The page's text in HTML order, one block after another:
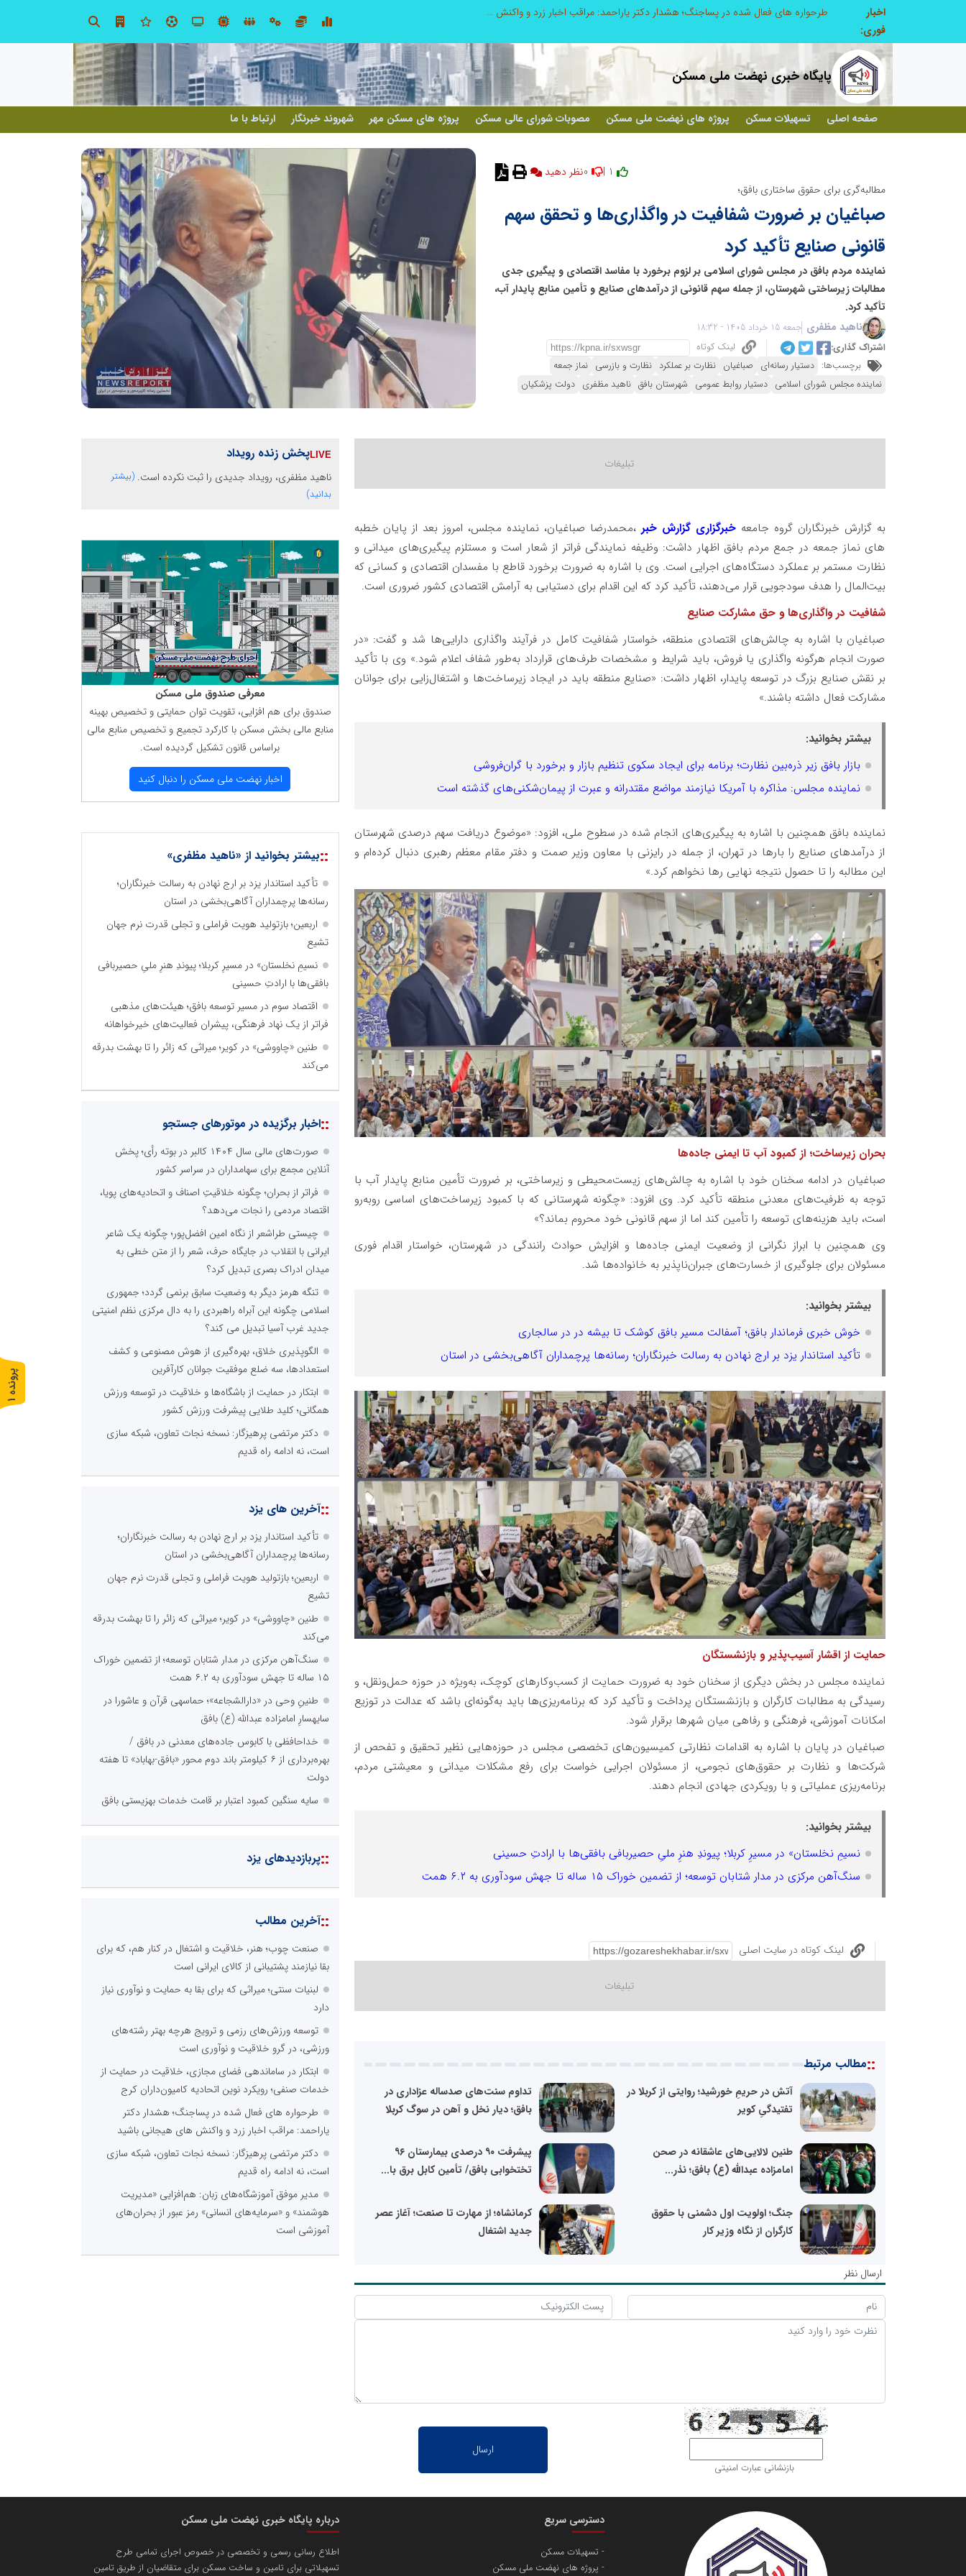
اخبار
فوری:
طرحواره های فعال شده در پساجنگ؛ هشدار دکتر یاراحمد: مراقب اخبار زرد و واکنش های هیجانی باشید
پایگاه خبری نهضت ملی مسکن
صفحه اصلی تسهیلات مسکن پروژه های نهضت ملی مسکن مصوبات شورای عالی مسکن پروژه های مسکن مهر شهروند خبرنگار ارتباط با ما
نظر دهید
مطالبه‌گری برای حقوق ساختاری بافق؛
صباغیان بر ضرورت شفافیت در واگذاری‌ها و تحقق سهم
قانونی صنایع تأکید کرد
نماینده مردم بافق در مجلس شورای اسلامی بر لزوم برخورد با مفاسد اقتصادی و پیگیری جدی
مطالبات زیرساختی شهرستان، از جمله سهم قانونی از درآمدهای صنایع و تأمین منابع پایدار آب،
تأکید کرد.
ناهید مظفری جمعه 15 خرداد 1405 - 18:32
اشتراک گذاری:
لینک کوتاه
برچسب‌ها: دستیار رسانه‌ای صباغیان نظارت بر عملکرد نظارت و بازرسی نماز جمعه
نماینده مجلس شورای اسلامی دستیار روابط عمومی شهرستان بافق ناهید مظفری دولت پزشکیان
به گزارش خبرنگاران گروه جامعه خبرگزاری گزارش خبر ،محمدرضا صباغیان، نماینده مجلس، امروز بعد از پایان خطبه
های نماز جمعه در جمع مردم بافق اظهار داشت: وظیفه نمایندگی فراتر از شعار است و مستلزم پیگیری‌های میدانی و
نظارت مستمر بر عملکرد دستگاه‌های اجرایی است. وی با اشاره به ضرورت برخورد قاطع با مفسدان اقتصادی و کسانی که
بیت‌المال را هدف سودجویی قرار می‌دهند، تأکید کرد که این اقدام برای دستیابی به آرامش اقتصادی کشور ضروری است.
شفافیت در واگذاری‌ها و حق مشارکت صنایع
صباغیان با اشاره به چالش‌های اقتصادی منطقه، خواستار شفافیت کامل در فرآیند واگذاری دارایی‌ها شد و گفت: «در
صورت انجام هرگونه واگذاری یا فروش، باید شرایط و مشخصات طرف‌های قرارداد به‌طور شفاف اعلام شود.» وی با تأکید
بر نقش صنایع بزرگ در توسعه پایدار، اظهار داشت: «صنایع منطقه باید در ایجاد زیرساخت‌ها و اشتغال‌زایی برای جوانان
مشارکت فعال داشته باشند.»
بیشتر بخوانید:
بازار بافق زیر ذره‌بین نظارت؛ برنامه برای ایجاد سکوی تنظیم بازار و برخورد با گران‌فروشی
نماینده مجلس: مذاکره با آمریکا نیازمند مواضع مقتدرانه و عبرت از پیمان‌شکنی‌های گذشته است
نماینده بافق همچنین با اشاره به پیگیری‌های انجام شده در سطوح ملی، افزود: «موضوع دریافت سهم درصدی شهرستان
از درآمدهای صنایع را بارها در تهران، از جمله در رایزنی با معاون وزیر صمت و دفتر مقام معظم رهبری دنبال کرده‌ام و
این مطالبه را تا حصول نتیجه نهایی رها نخواهم کرد.»
بحران زیرساخت؛ از کمبود آب تا ایمنی جاده‌ها
صباغیان در ادامه سخنان خود با اشاره به چالش‌های زیست‌محیطی و زیرساختی، بر ضرورت تأمین منابع پایدار آب با
توجه به ظرفیت‌های معدنی منطقه تأکید کرد. وی افزود: «چگونه شهرستانی که با کمبود زیرساخت‌های اساسی روبه‌رو
است، باید هزینه‌های توسعه را تأمین کند اما از سهم قانونی خود محروم بماند؟»
وی همچنین با ابراز نگرانی از وضعیت ایمنی جاده‌ها و افزایش حوادث رانندگی در شهرستان، خواستار اقدام فوری
مسئولان برای جلوگیری از خسارت‌های جبران‌ناپذیر به خانواده‌ها شد.
بیشتر بخوانید:
خوش خبری فرماندار بافق؛ آسفالت مسیر بافق کوشک تا بیشه در در سالجاری
تأکید استاندار یزد بر ارج نهادن به رسالت خبرنگاران؛ رسانه‌ها پرچمداران آگاهی‌بخشی در استان
حمایت از اقشار آسیب‌پذیر و بازنشستگان
نماینده مجلس در بخش دیگری از سخنان خود به ضرورت حمایت از کسب‌وکارهای کوچک، به‌ویژه در حوزه حمل‌ونقل، و
رسیدگی به مطالبات کارگران و بازنشستگان پرداخت و تأکید کرد که برنامه‌ریزی‌ها باید به‌گونه‌ای باشد که عدالت در توزیع
امکانات آموزشی، فرهنگی و رفاهی میان شهرها برقرار شود.
صباغیان در پایان با اشاره به اقدامات نظارتی کمیسیون‌های تخصصی مجلس در حوزه‌هایی نظیر تحقیق و تفحص از
شرکت‌ها و نظارت بر حقوق‌های نجومی، از مسئولان اجرایی خواست برای رفع مشکلات میدانی و معیشتی مردم،
برنامه‌ریزی عملیاتی و با رویکردی جهادی انجام دهند.
بیشتر بخوانید:
نسیمِ نخلستان» در مسیرِ کربلا؛ پیوندِ هنرِ ملیِ حصیربافی بافقی‌ها با ارادتِ حسینی
سنگ‌آهن مرکزی در مدار شتابان توسعه؛ از تضمین خوراک ۱۵ ساله تا جهش سودآوری به ۶.۲ همت
لینک کوتاه در سایت اصلی
::مطالب مرتبط
آتش در حریمِ خورشید؛ روایتی از کربلا در
تفتیدگیِ کویر
تداوم سنت‌های صدساله عزاداری در
بافق؛ دیار نخل و آهن در سوگ کربلا
طنین لالایی‌های عاشقانه در صحن
امامزاده عبدالله (ع) بافق؛ نذر...
پیشرفت ۹۰ درصدی بیمارستان ۹۶
تختخوابی بافق/ تأمین کابل برق با...
جنگ؛ اولویت اول دشمنی با حقوق
کارگران از نگاه وزیر کار
کرمانشاه؛ از مهارت تا صنعت؛ آغاز عصر
جدید اشتغال
ارسال نظر
بازنشانی عبارت امنیتی
پخش زنده رویداد
ناهید مظفری، رویداد جدیدی را ثبت نکرده است. (بیشتر
بدانید)
معرفی صندوق ملی مسكن
صندوق برای هم افزایی، تقویت توان حمایتی و تخصیص بهینه
منابع مالی بخش مسكن با كاركرد تجمیع و تخصیص منابع مالی
براساس قانون تشكیل گردیده است.
اخبار نهضت ملی مسكن را دنبال كنید
::بیشتر بخوانید از «ناهید مظفری»
تأکید استاندار یزد بر ارج نهادن به رسالت خبرنگاران؛
رسانه‌ها پرچمداران آگاهی‌بخشی در استان
اربعین؛ بازتولید هویت فراملی و تجلی قدرت نرم جهان
تشیع
نسیمِ نخلستان» در مسیرِ کربلا؛ پیوندِ هنرِ ملیِ حصیربافی
بافقی‌ها با ارادتِ حسینی
اقتصاد سوم در مسیر توسعه بافق؛ هیئت‌های مذهبی
فراتر از یک نهاد فرهنگی، پیشران فعالیت‌های خیرخواهانه
طنین «چاووشی» در کویر؛ میراثی که زائر را تا بهشت بدرقه
می‌کند
::اخبار برگزیده در موتورهای جستجو
صورت‌های مالی سال ۱۴۰۴ کالبر در بوته رأی؛ پخش
آنلاین مجمع برای سهامداران در سراسر کشور
فراتر از بحران؛ چگونه خلاقیتِ اصناف و اتحادیه‌های پویا،
اقتصاد مردمی را نجات می‌دهد؟
چیستی طراشعر از نگاه امین افضل‌پور؛ چگونه یک شاعر
ایرانی با انقلاب در جایگاه حرف، شعر را از متن خطی به
میدان ادراک بصری تبدیل کرد؟
تنگه هرمز دیگر به وضعیت سابق برنمی گردد؛ جمهوری
اسلامی چگونه این آبراه راهبردی را به دال مرکزی نظم امنیتی
جدید غرب آسیا تبدیل می کند؟
الگوپذیری خلاق، بهره‌گیری از هوش مصنوعی و کشف
استعدادها، سه ضلع موفقیت جوانان کارآفرین
ابتکار در حمایت از باشگاه‌ها و خلاقیت در توسعه ورزش
همگانی؛ کلید طلایی پیشرفت ورزش کشور
دکتر مرتضی پرهیزگار: نسخه نجات تعاون، شبکه سازی
است، نه ادامه راه قدیم
::آخرین های یزد
تأکید استاندار یزد بر ارج نهادن به رسالت خبرنگاران؛
رسانه‌ها پرچمداران آگاهی‌بخشی در استان
اربعین؛ بازتولید هویت فراملی و تجلی قدرت نرم جهان
تشیع
طنین «چاووشی» در کویر؛ میراثی که زائر را تا بهشت بدرقه
می‌کند
سنگ‌آهن مرکزی در مدار شتابان توسعه؛ از تضمین خوراک
۱۵ ساله تا جهش سودآوری به ۶.۲ همت
طنینِ وحی در «دارالشجاعه»؛ حماسهی قرآن و عاشورا در
سایهسارِ امامزاده عبدالله (ع) بافق
خداحافظی با کابوس جاده‌های معدنی در بافق /
بهره‌برداری از ۶ کیلومتر باند دوم محور «بافق-بهاباد» تا هفته
دولت
سایه سنگین کمبود اعتبار بر قامت خدمات بهزیستی بافق
::پربازدیدهای یزد
::آخرین مطالب
صنعت چوب؛ هنر، خلاقیت و اشتغال در کنار هم، که برای
بقا نیازمند پشتیبانی از کالای ایرانی است
لبنیات سنتی؛ میراثی که برای بقا به حمایت و نوآوری نیاز
دارد
توسعه ورزش‌های رزمی و ترویج هرچه بهتر رشته‌های
ورزشی، در گرو خلاقیت و نوآوری است
ابتکار در ساماندهی فضای مجازی، خلاقیت در حمایت از
خدمات صنفی؛ رویکرد نوین اتحادیه کامیون‌داران کرج
طرحواره های فعال شده در پساجنگ؛ هشدار دکتر
یاراحمد: مراقب اخبار زرد و واکنش های هیجانی باشید
دکتر مرتضی پرهیزگار: نسخه نجات تعاون، شبکه سازی
است، نه ادامه راه قدیم
مدیر موفق آموزشگاه‌های زبان: هم‌افزایی «مدیریت
هوشمند» و «سرمایه‌های انسانی» رمز عبور از بحران‌های
آموزشی است
پ
ر
و
ن
د
ه
1
دسترسی سریع
تسهیلات مسکن
پروژه های نهضت ملی مسکن
درباره پایگاه خبری نهضت ملی مسکن
اطلاع رسانی رسمی و تخصصی در خصوص اجرای تمامی طرح
تسهیلاتی برای تامین و ساخت مسکن برای متقاضیان از طریق تامین